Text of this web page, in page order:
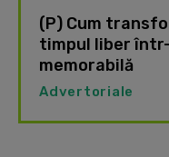
(P) Cum
timpul liber
memorabilă
Advertoriale